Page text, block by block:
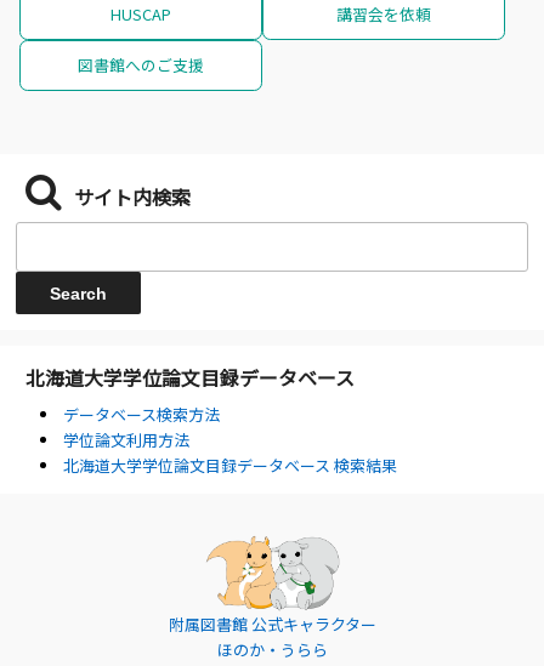
HUSCAP 講習会を依頼
図書館へのご支援
サイト内検索
北海道大学学位論文目録データベース
データベース検索方法
学位論文利用方法
北海道大学学位論文目録データベース 検索結果
附属図書館 公式キャラクター
ほのか・うらら